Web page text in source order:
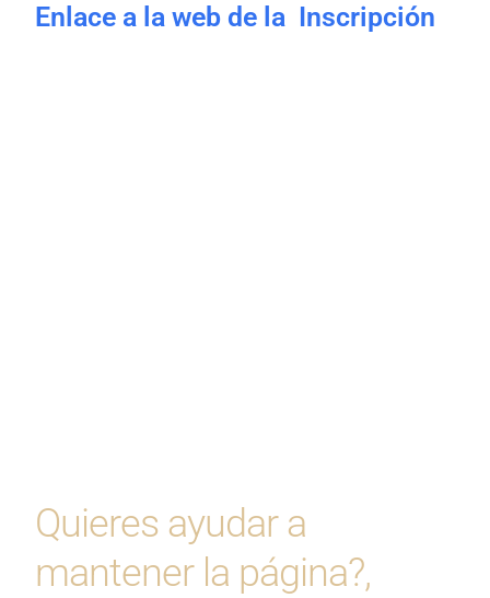
Enlace a la web de la Inscripción
Quieres ayudar a
mantener la página?,